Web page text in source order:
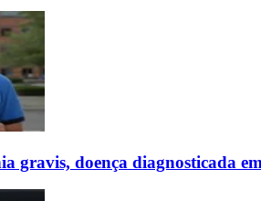
gravis, doença diagnosticada